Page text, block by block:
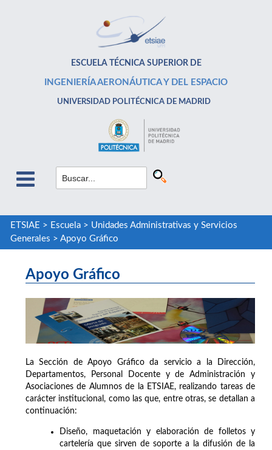
ESCUELA TÉCNICA SUPERIOR DE
INGENIERÍA AERONÁUTICA Y DEL ESPACIO
UNIVERSIDAD POLITÉCNICA DE MADRID
ETSIAE > Escuela> Unidades Administrativas y Servicios
Generales > Apoyo Gráfico
Apoyo Gráfico
La Sección de Apoyo Gráfico da servicio a la Dirección,
Departamentos, Personal Docente y de Administración y
Asociaciones de Alumnos de la ETSIAE, realizando tareas de
carácter institucional, como las que, entre otras, se detallan a
continuación:
Diseño, maquetación y elaboración de folletos y
cartelería que sirven de soporte a la difusión de la